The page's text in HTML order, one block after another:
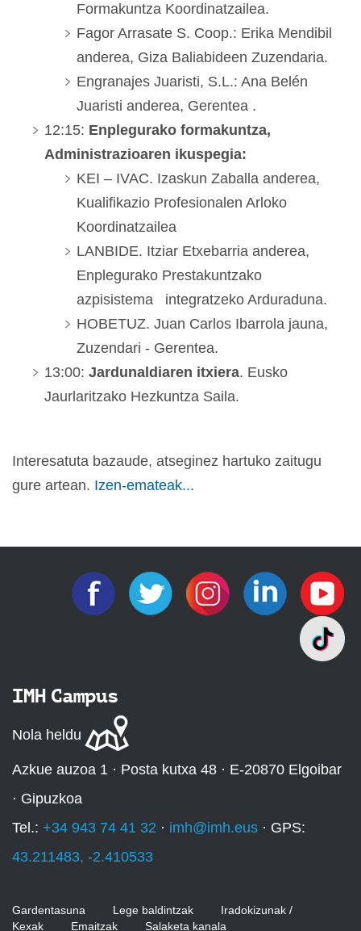
Formakuntza Koordinatzailea.
Fagor Arrasate S. Coop.: Erika Mendibil
anderea, Giza Baliabideen Zuzendaria.
Engranajes Juaristi, S.L.: Ana Belén
Juaristi anderea, Gerentea .
12:15: Enplegurako formakuntza,
Administrazioaren ikuspegia:
KEI – IVAC. Izaskun Zaballa anderea,
Kualifikazio Profesionalen Arloko
Koordinatzailea
LANBIDE. Itziar Etxebarria anderea,
Enplegurako Prestakuntzako
azpisistema integratzeko Arduraduna.
HOBETUZ. Juan Carlos Ibarrola jauna,
Zuzendari - Gerentea.
13:00: Jardunaldiaren itxiera. Eusko
Jaurlaritzako Hezkuntza Saila.
Interesatuta bazaude, atseginez hartuko zaitugu
gure artean. Izen-emateak...
IMH Campus
Nola heldu
Azkue auzoa 1 · Posta kutxa 48 · E-20870 Elgoibar
· Gipuzkoa
Tel.: +34 943 74 41 32 · imh@imh.eus · GPS:
43.211483, -2.410533
Gardentasuna Lege baldintzak
Iradokizunak /
Kexak
Emaitzak Salaketa kanala